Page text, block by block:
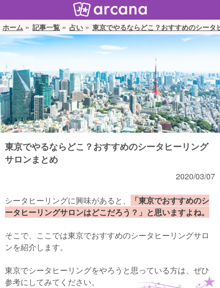
ホーム 記事一覧 占い 東京でやるならどこ？おすすめのシータ
東京でやるならどこ？おすすめのシータヒーリング
サロンまとめ
2020/03/07
シータヒーリングに興味があると、
「東京でおすすめのシ
ータヒーリングサロンはどこだろう？」と思いますよね。
そこで、ここでは東京でおすすめのシータヒーリングサロ
ンを紹介します。
東京でシータヒーリングをやろうと思っている方は、ぜひ
参考にしてみてください。